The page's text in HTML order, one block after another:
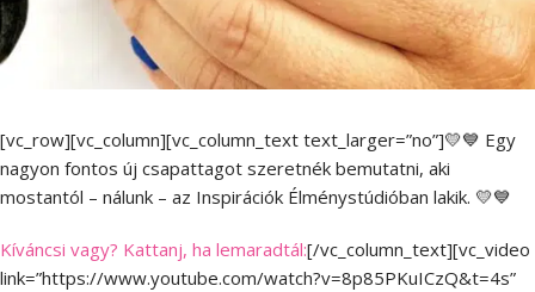
[vc_row][vc_column][vc_column_text text_larger=”no”]💛💙 Egy
nagyon fontos új csapattagot szeretnék bemutatni, aki
mostantól – nálunk – az Inspirációk Élménystúdióban lakik. 💛💙
Kíváncsi vagy? Kattanj, ha lemaradtál:[/vc_column_text][vc_video
link=”https://www.youtube.com/watch?v=8p85PKuICzQ&t=4s”